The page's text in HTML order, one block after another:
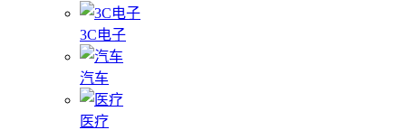
3C电子
汽车
医疗